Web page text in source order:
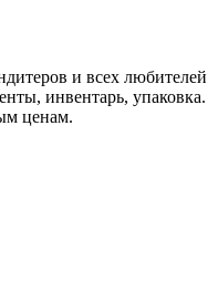
и всех любителей
инвентарь, упаковка.
ценам.